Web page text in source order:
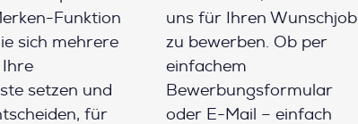
Funktion
sich mehrere
setzen und
für
uns für Ihren Wunschjob
zu bewerben. Ob per
einfachem
Bewerbungsformular
oder E-Mail – einfach